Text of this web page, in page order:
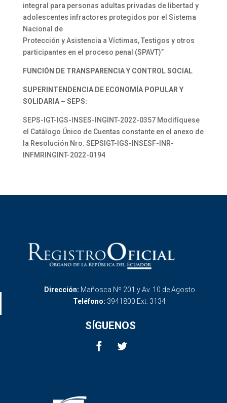
integral para personas adultas privadas de libertad y
adolescentes infractores protegidos por el Sistema
Nacional de
Protección y Asistencia a Víctimas, Testigos y otros
participantes en el proceso penal (SPAVT)”
FUNCIÓN DE TRANSPARENCIA Y CONTROL SOCIAL
SUPERINTENDENCIA DE ECONOMÍA POPULAR Y
SOLIDARIA – SEPS:
SEPS-IGT-IGS-INSES-INGINT-2022-0357 Modifíquese
el Catálogo Único de Cuentas constante en el anexo de
la Resolución Nro. SEPSIGT-IGS-INSESF-INR-
INFMRINGINT-2022-0194
Dirección: Mañosca Nº 201 y Av. 10 de Agosto
Teléfono: 3941800 Ext. 3134
SÍGUENOS